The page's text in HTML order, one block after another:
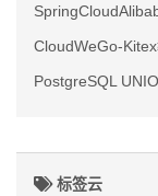
CloudWeGo-
PostgreSQL
标签云